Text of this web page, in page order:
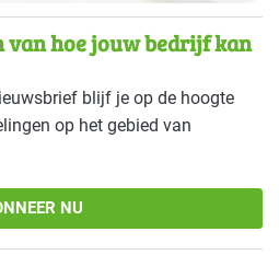
van hoe jouw bedrijf kan
blijf je op de hoogte
op het gebied van
NU